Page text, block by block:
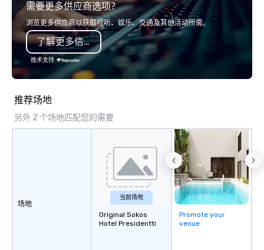
world's fastest-growing companies,
or walk away with a practical
innovation playbook, SVEA delivers
programming that is memorable,
substantive, and uniquely rooted in
the Valley. Ideal for groups of 10–200.
Fully customizable by industry,
需要更多供应商选项？
浏览更多供应商以获取视听、娱乐、交通及其他活动所需。
了解更多信息
技术支持
推荐场地
另外 2 个场地匹配您的需要
场地
当前场地
Original Sokos
Hotel Presidentti
Promote your
venue